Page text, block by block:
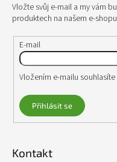
Vložte svůj e-mail a my vám
produktech na našem e-
E-mail
Vložením e-mailu souhlasíte
Přihlásit se
Kontakt